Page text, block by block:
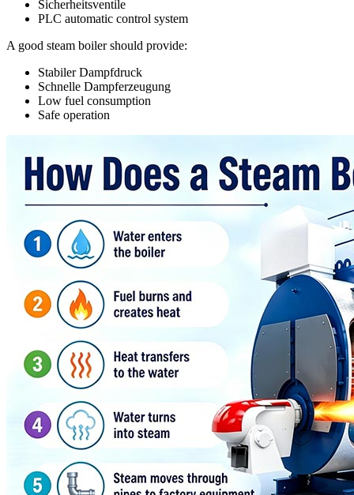
Sicherheitsventile
PLC automatic control system
A good steam boiler should provide:
Stabiler Dampfdruck
Schnelle Dampferzeugung
Low fuel consumption
Safe operation